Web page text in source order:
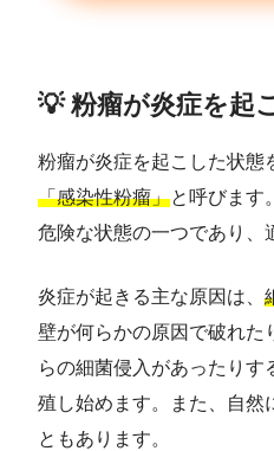
💡 粉瘤が炎症を起
粉瘤が炎症を起こした状態
「感染性粉瘤」と呼びます
危険な状態の一つであり、
炎症が起きる主な原因は、
壁が何らかの原因で破れた
らの細菌侵入があったりす
殖し始めます。また、自然
ともあります。